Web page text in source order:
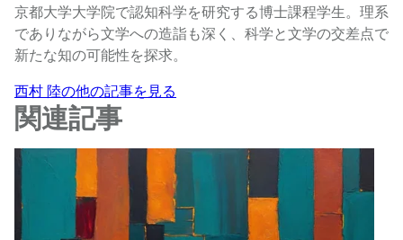
京都大学大学院で認知科学を研究する博士課程学生。理系
でありながら文学への造詣も深く、科学と文学の交差点で
新たな知の可能性を探求。
西村 陸の他の記事を見る
関連記事